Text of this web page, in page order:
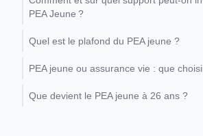
PEA Jeune ?
Quel est le plafond du PEA jeune ?
PEA jeune ou assurance vie : que
Que devient le PEA jeune à 26 ans ?